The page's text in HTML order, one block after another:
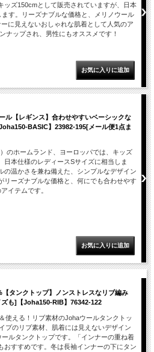
ッズ150cmとして販売されていますが、日本
す。リーズナブルな価格と、メリノウール
に見えないおしゃれな肌着として人気のア
ナップされ、男性にもオススメです！
ル【レギンス】合わせやすいベーシックな
BASIC】23982-195[メール便1点ま
のホームランド、ヨーロッパでは、キッズ
日本仕様のレディースSサイズに相当しま
の温かさを兼ね備えた、シンプルなデザイン
リーズナブルな価格と、何にでも合わせやす
イテムです。
【タンクトップ】ノンストレスなリブ編み
も]【Joha150-RIB】76342-122
使える！リブ素材のJohaウールタンクトッ
プのリブ素材、肌着には見えないデザイン
ルタンクトップです。「インナーの重ね着
おすすめです。冬は長袖インナーの下にタン